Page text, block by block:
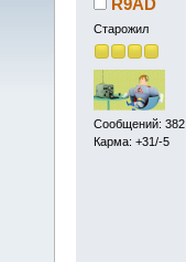
Старожил
Сообщений: 382
Карма: +31/-5